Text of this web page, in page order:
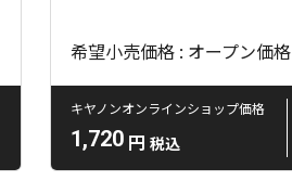
希望小売価格 : オープン価格
キヤノンオンラインショップ価格
1,720 円 税込